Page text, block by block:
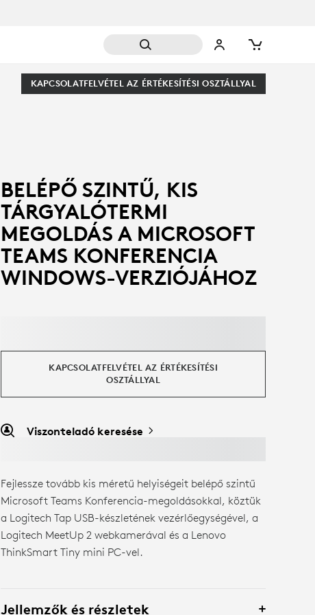
KAPCSOLATFELVÉTEL AZ ÉRTÉKESÍTÉSI OSZTÁLLYAL
BELÉPŐ SZINTŰ, KIS
TÁRGYALÓTERMI
MEGOLDÁS A MICROSOFT
TEAMS KONFERENCIA
WINDOWS-VERZIÓJÁHOZ
KAPCSOLATFELVÉTEL AZ ÉRTÉKESÍTÉSI
OSZTÁLLYAL
Viszonteladó keresése
Fejlessze tovább kis méretű helyiségeit belépő szintű
Microsoft Teams Konferencia-megoldásokkal, köztük
a Logitech Tap USB-készletének vezérlőegységével, a
Logitech MeetUp 2 webkamerával és a Lenovo
ThinkSmart Tiny mini PC-vel.
Jellemzők és részletek